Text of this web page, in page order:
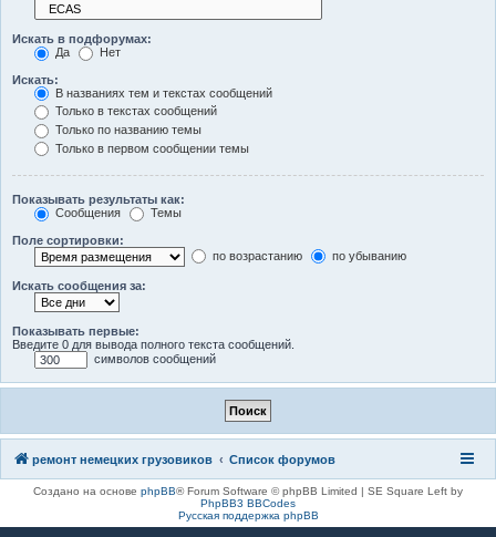
Искать в подфорумах:
Да
Нет
Искать:
В названиях тем и текстах сообщений
Только в текстах сообщений
Только по названию темы
Только в первом сообщении темы
Показывать результаты как:
Сообщения
Темы
Поле сортировки:
по возрастанию
по убыванию
Искать сообщения за:
Показывать первые:
Введите 0 для вывода полного текста сообщений.
символов сообщений
ремонт немецких грузовиков Список форумов
Создано на основе phpBB® Forum Software © phpBB Limited | SE Square Left by
PhpBB3 BBCodes
Русская поддержка phpBB